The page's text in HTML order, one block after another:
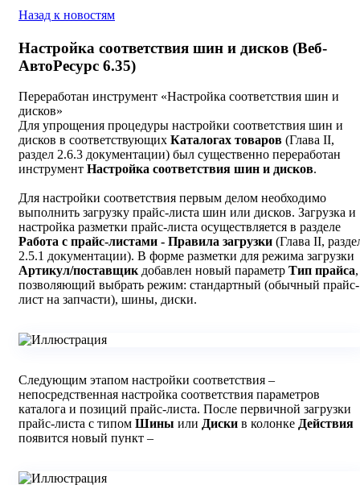
Назад к новостям
Настройка соответствия шин и дисков (Веб-
АвтоРесурс 6.35)
Переработан инструмент «Настройка соответствия шин и
дисков»
Для упрощения процедуры настройки соответствия шин и
дисков в соответствующих Каталогах товаров (Глава II,
раздел 2.6.3 документации) был существенно переработан
инструмент Настройка соответствия шин и дисков.
Для настройки соответствия первым делом необходимо
выполнить загрузку прайс-листа шин или дисков. Загрузка и
настройка разметки прайс-листа осуществляется в разделе
Работа с прайс-листами - Правила загрузки (Глава II,
2.5.1 документации). В форме разметки для режима загрузки
Артикул/поставщикдобавлен новый параметр Тип прайса,
позволяющий выбрать режим: стандартный (обычный прайс-
лист на запчасти), шины, диски.
Следующим этапом настройки соответствия –
непосредственная настройка соответствия параметров
каталога и позиций прайс-листа. После первичной загрузки
прайс-листа с типом Шины или Диски в колонке Действия
появится новый пункт –